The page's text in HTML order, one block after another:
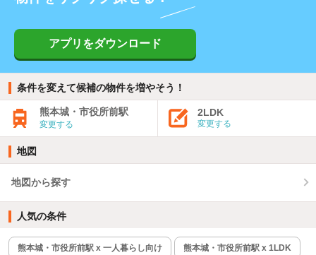
アプリをダウンロード
条件を変えて候補の物件を増やそう！
熊本城・市役所前駅
変更する
2LDK
変更する
地図
地図から探す
人気の条件
熊本城・市役所前駅 x 一人暮らし向け 熊本城・市役所前駅 x 1LDK